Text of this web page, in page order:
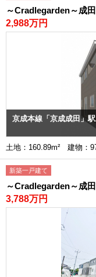
～Cradlegarden～成
2,988万円
京成本線「京成成田」
土地：160.89m² 建物：
新築一戸建て
～Cradlegarden～成
3,788万円